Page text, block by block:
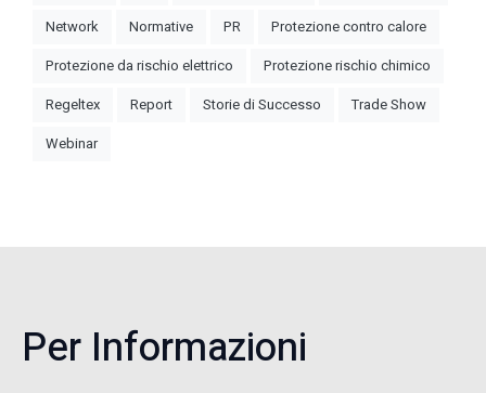
Network
Normative PR
Protezione contro calore
Protezione da rischio elettrico
Protezione rischio chimico
Regeltex
Report Storie di Successo
Trade Show
Webinar
Per Informazioni